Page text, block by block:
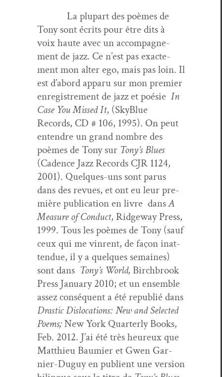
La plu­part des poèmes de
Tony sont écrits pour être dits à
voix haute avec un accom­pa­g­ne­
ment de jazz. Ce n’est pas exacte­
ment mon alter ego, mais pas loin. Il
est d’abord apparu sur mon pre­mier
enreg­istrement de jazz et poésie In
Case You Missed It, (Sky­Blue
Records, CD # 106, 1995). On peut
enten­dre un grand nom­bre des
poèmes de Tony sur Tony’s Blues
(Cadence Jazz Records CJR 1124,
2001). Quelques-uns sont parus
dans des revues, et ont eu leur pre­
mière pub­li­ca­tion en livre dansA
Mea­sure of Con­duct, Ridge­way Press,
1999. Tous les poèmes de Tony (sauf
ceux qui me vin­rent, de façon inat­
ten­due, il y a quelques semaines)
sont dans Tony’s World, Birch­brook
Press Jan­u­ary 2010; et un ensem­ble
assez con­séquent a été repub­lié dans
Dras­tic Dis­lo­ca­tions: New and Select­ed
Poems;New York Quar­ter­ly Books,
Feb. 2012. J’ai été très heureux que
Matthieu Bau­mi­er et Gwen Gar­
nier-Duguy en pub­lient une ver­sion